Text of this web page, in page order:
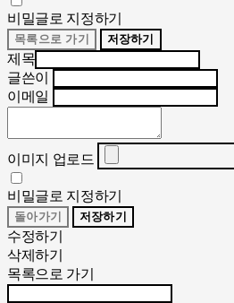
비밀글로 지정하기
목록으로 가기 저장하기
제목
글쓴이
이메일
이미지 업로드
비밀글로 지정하기
돌아가기 저장하기
수정하기
삭제하기
목록으로 가기